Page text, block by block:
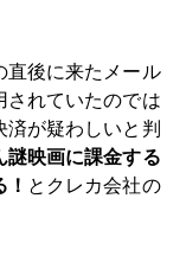
直後に来たメール
されていたのでは
済が疑わしいと判
謎映画に課金する
とクレカ会社の